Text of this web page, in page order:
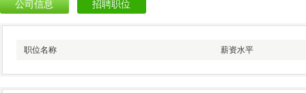
公司信息 招聘职位
职位名称 薪资水平